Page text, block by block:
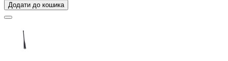
Додати до кошика